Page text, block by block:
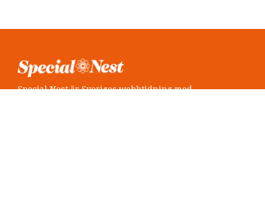
Special Nest är Sveriges webbtidning med